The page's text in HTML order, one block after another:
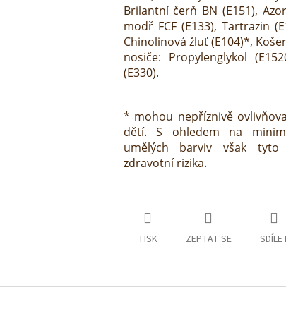
Brilantní čerň BN (E151),
modř FCF (E133), Tartrazin
Chinolinová žluť (E104)*,
nosiče: Propylenglykol
(E330).
* mohou nepříznivě
dětí. S ohledem na
umělých barviv však tyto
zdravotní rizika.
TISK ZEPTAT SE